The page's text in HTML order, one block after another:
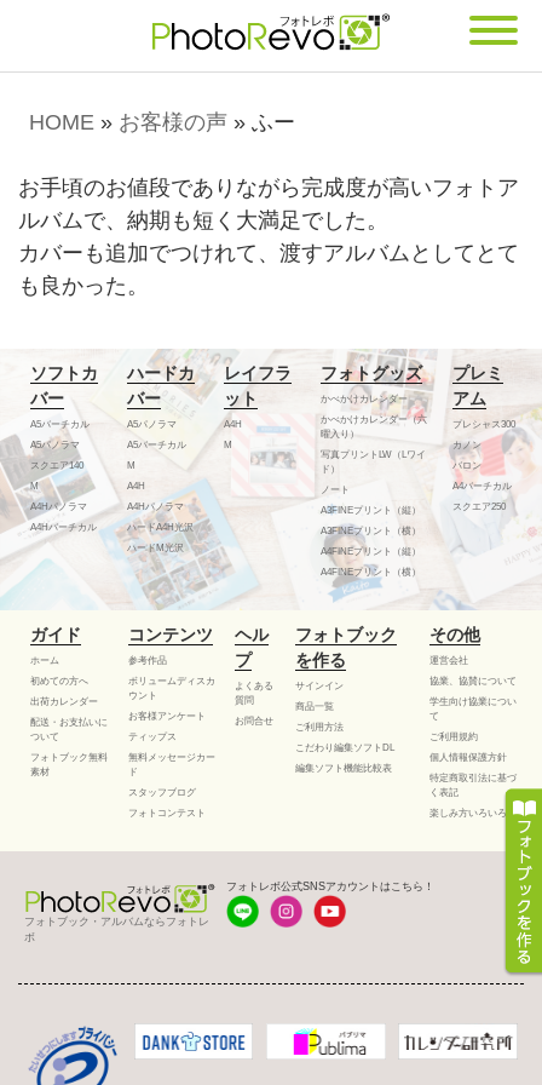
HOME » お客様の声 » ふー
お手頃のお値段でありながら完成度が高いフォトア
ルバムで、納期も短く大満足でした。
カバーも追加でつけれて、渡すアルバムとしてとて
も良かった。
ソフトカ
バー
A5バーチカル
A5パノラマ
スクエア140
M
A4Hパノラマ
A4Hバーチカル
ハードカ
バー
A5パノラマ
A5バーチカル
M
A4H
A4Hパノラマ
ハードA4H光沢
ハードM光沢
レイフラ
ット
A4H
M
フォトグッズ
かべかけカレンダー
かべかけカレンダー（六
曜入り）
写真プリントLW（Lワイ
ド）
ノート
A3FINEプリント（縦）
A3FINEプリント（横）
A4FINEプリント（縦）
A4FINEプリント（横）
プレミ
アム
プレシャス300
カノン
バロン
A4バーチカル
スクエア250
ガイド
ホーム
初めての方へ
出荷カレンダー
配送・お支払いに
ついて
フォトブック無料
素材
コンテンツ
参考作品
ボリュームディスカ
ウント
お客様アンケート
ティップス
無料メッセージカー
ド
スタッフブログ
フォトコンテスト
ヘル
プ
よくある
質問
お問合せ
フォトブック
を作る
サインイン
商品一覧
ご利用方法
こだわり編集ソフトDL
編集ソフト機能比較表
その他
運営会社
協業、協賛について
学生向け協業につい
て
ご利用規約
個人情報保護方針
特定商取引法に基づ
く表記
楽しみ方いろいろ
フォトブック・アルバムならフォトレ
ボ
フォトレボ公式SNSアカウントはこちら！